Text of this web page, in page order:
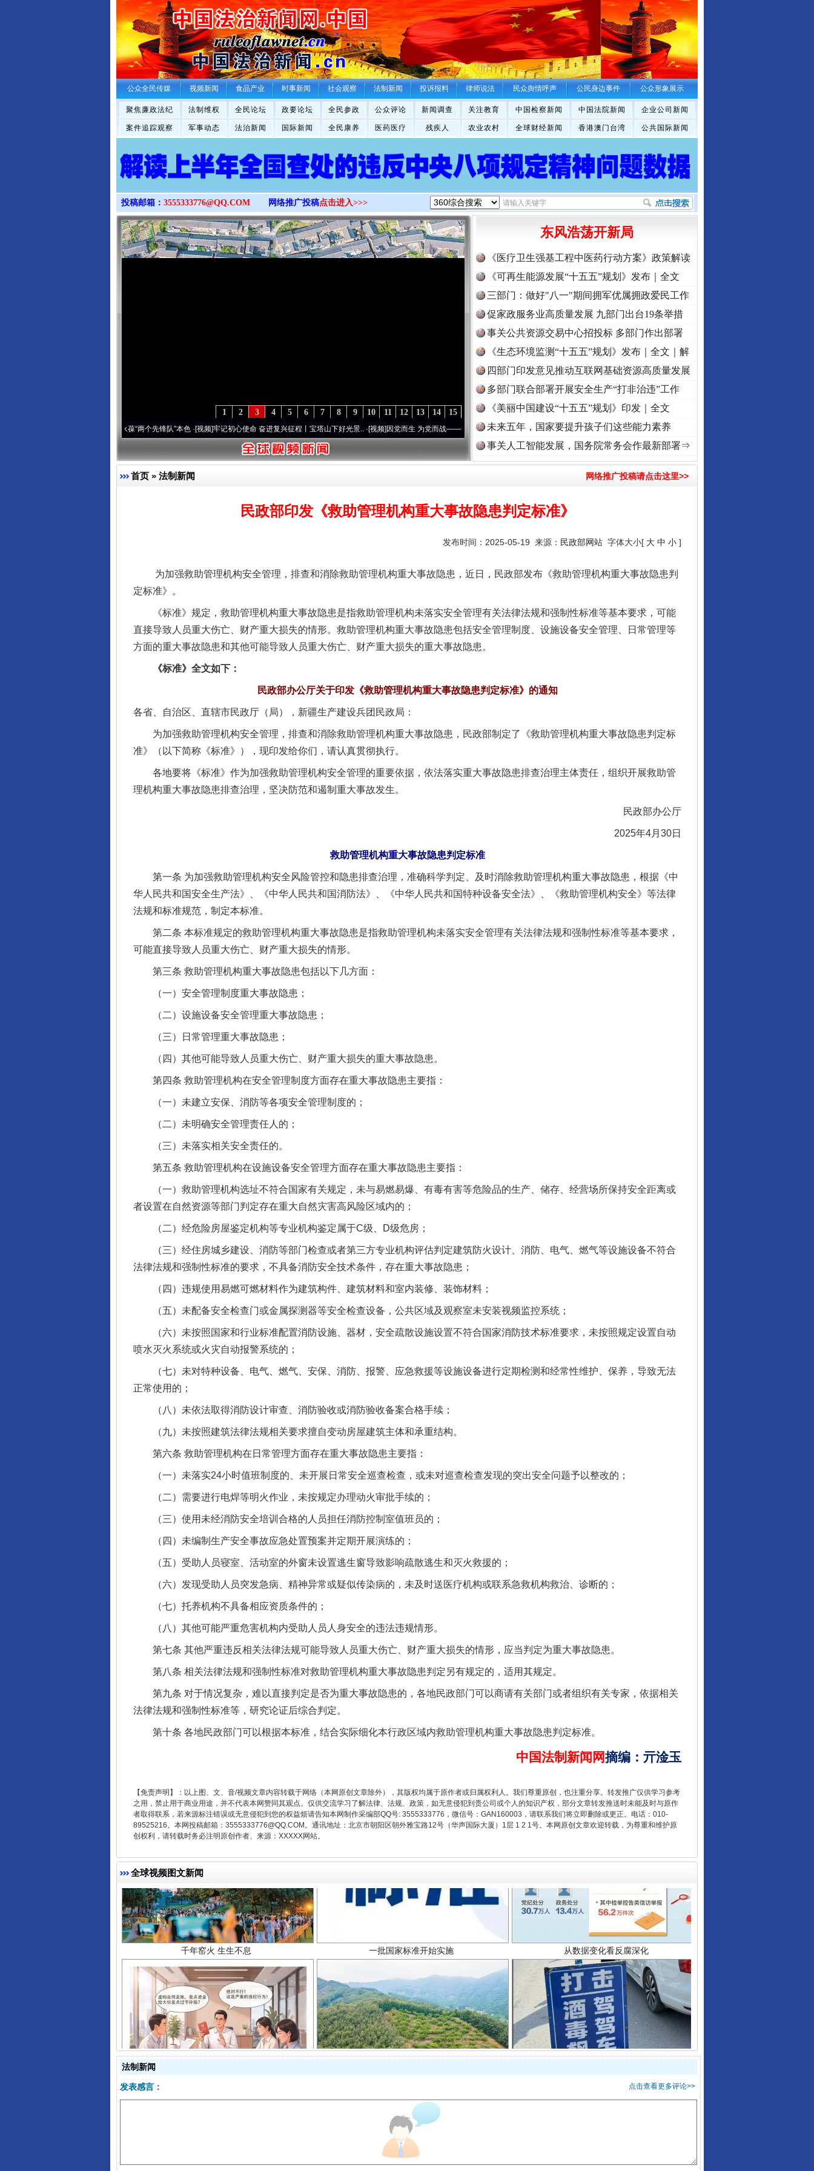
>
公众全民传媒 视频新闻 食品产业 时事新闻 社会观察 法制新闻 投诉报料 律师说法 民众舆情呼声 公民身边事件 公众形象展示
聚焦廉政法纪 法制维权 全民论坛 政要论坛 全民参政 公众评论 新闻调查 关注教育 中国检察新闻 中国法院新闻 企业公司新闻
案件追踪观察 军事动态 法治新闻 国际新闻 全民康养 医药医疗 残疾人 农业农村 全球财经新闻 香港澳门台湾 公共国际新闻
投稿邮箱： 3555333776@QQ.COM 网络推广投稿点击进入>>>
15
14
13
12
11
10
9
8
7
6
5
4
3
2
1
永葆“两个先锋队”本色·[视频]牢记初心使命 奋进复兴征程丨宝塔山下好光景..·[视频]因党而生 为党而战——百年“纪”事⑧加强纪律..·[视频]牢记初心使命 奋进复兴征程丨“转折之城”激荡..
东风浩荡开新局
《医疗卫生强基工程中医药行动方案》政策解读
《可再生能源发展“十五五”规划》发布｜全文
三部门：做好"八一"期间拥军优属拥政爱民工作
促家政服务业高质量发展 九部门出台19条举措
事关公共资源交易中心招投标 多部门作出部署
《生态环境监测“十五五”规划》发布｜全文｜解
读
四部门印发意见推动互联网基础资源高质量发展
多部门联合部署开展安全生产“打非治违”工作
《美丽中国建设“十五五”规划》印发｜全文
未来五年，国家要提升孩子们这些能力素养
事关人工智能发展，国务院常务会作最新部署⇒
首页 » 法制新闻 网络推广投稿请点击这里>>
民政部印发《救助管理机构重大事故隐患判定标准》
发布时间：2025-05-19 来源： 民政部网站 字体大小[ 大 中 小 ]
为加强救助管理机构安全管理，排查和消除救助管理机构重大事故隐患，近日，民政部发布《救助管理机构重大事故隐患判
定标准》。
《标准》规定，救助管理机构重大事故隐患是指救助管理机构未落实安全管理有关法律法规和强制性标准等基本要求，可能
直接导致人员重大伤亡、财产重大损失的情形。救助管理机构重大事故隐患包括安全管理制度、设施设备安全管理、日常管理等
方面的重大事故隐患和其他可能导致人员重大伤亡、财产重大损失的重大事故隐患。
《标准》全文如下：
民政部办公厅关于印发《救助管理机构重大事故隐患判定标准》的通知
各省、自治区、直辖市民政厅（局），新疆生产建设兵团民政局：
为加强救助管理机构安全管理，排查和消除救助管理机构重大事故隐患，民政部制定了《救助管理机构重大事故隐患判定标
准》（以下简称《标准》），现印发给你们，请认真贯彻执行。
各地要将《标准》作为加强救助管理机构安全管理的重要依据，依法落实重大事故隐患排查治理主体责任，组织开展救助管
理机构重大事故隐患排查治理，坚决防范和遏制重大事故发生。
民政部办公厅
2025年4月30日
救助管理机构重大事故隐患判定标准
第一条 为加强救助管理机构安全风险管控和隐患排查治理，准确科学判定、及时消除救助管理机构重大事故隐患，根据《中
华人民共和国安全生产法》、《中华人民共和国消防法》、《中华人民共和国特种设备安全法》、《救助管理机构安全》等法律
法规和标准规范，制定本标准。
第二条 本标准规定的救助管理机构重大事故隐患是指救助管理机构未落实安全管理有关法律法规和强制性标准等基本要求，
可能直接导致人员重大伤亡、财产重大损失的情形。
第三条 救助管理机构重大事故隐患包括以下几方面：
（一）安全管理制度重大事故隐患；
（二）设施设备安全管理重大事故隐患；
（三）日常管理重大事故隐患；
（四）其他可能导致人员重大伤亡、财产重大损失的重大事故隐患。
第四条 救助管理机构在安全管理制度方面存在重大事故隐患主要指：
（一）未建立安保、消防等各项安全管理制度的；
（二）未明确安全管理责任人的；
（三）未落实相关安全责任的。
第五条 救助管理机构在设施设备安全管理方面存在重大事故隐患主要指：
（一）救助管理机构选址不符合国家有关规定，未与易燃易爆、有毒有害等危险品的生产、储存、经营场所保持安全距离或
者设置在自然资源等部门判定存在重大自然灾害高风险区域内的；
（二）经危险房屋鉴定机构等专业机构鉴定属于C级、D级危房；
（三）经住房城乡建设、消防等部门检查或者第三方专业机构评估判定建筑防火设计、消防、电气、燃气等设施设备不符合
法律法规和强制性标准的要求，不具备消防安全技术条件，存在重大事故隐患；
（四）违规使用易燃可燃材料作为建筑构件、建筑材料和室内装修、装饰材料；
（五）未配备安全检查门或金属探测器等安全检查设备，公共区域及观察室未安装视频监控系统；
（六）未按照国家和行业标准配置消防设施、器材，安全疏散设施设置不符合国家消防技术标准要求，未按照规定设置自动
喷水灭火系统或火灾自动报警系统的；
（七）未对特种设备、电气、燃气、安保、消防、报警、应急救援等设施设备进行定期检测和经常性维护、保养，导致无法
正常使用的；
（八）未依法取得消防设计审查、消防验收或消防验收备案合格手续；
（九）未按照建筑法律法规相关要求擅自变动房屋建筑主体和承重结构。
第六条 救助管理机构在日常管理方面存在重大事故隐患主要指：
（一）未落实24小时值班制度的、未开展日常安全巡查检查，或未对巡查检查发现的突出安全问题予以整改的；
（二）需要进行电焊等明火作业，未按规定办理动火审批手续的；
（三）使用未经消防安全培训合格的人员担任消防控制室值班员的；
（四）未编制生产安全事故应急处置预案并定期开展演练的；
（五）受助人员寝室、活动室的外窗未设置逃生窗导致影响疏散逃生和灭火救援的；
（六）发现受助人员突发急病、精神异常或疑似传染病的，未及时送医疗机构或联系急救机构救治、诊断的；
（七）托养机构不具备相应资质条件的；
（八）其他可能严重危害机构内受助人员人身安全的违法违规情形。
第七条 其他严重违反相关法律法规可能导致人员重大伤亡、财产重大损失的情形，应当判定为重大事故隐患。
第八条 相关法律法规和强制性标准对救助管理机构重大事故隐患判定另有规定的，适用其规定。
第九条 对于情况复杂，难以直接判定是否为重大事故隐患的，各地民政部门可以商请有关部门或者组织有关专家，依据相关
法律法规和强制性标准等，研究论证后综合判定。
第十条 各地民政部门可以根据本标准，结合实际细化本行政区域内救助管理机构重大事故隐患判定标准。
中国法制新闻网摘编 ： 亓淦玉
【免责声明】：以上图、文、音/视频文章内容转载于网络（本网原创文章除外），其版权均属于原作者或归属权利人。我们尊重原创，也注重分享。转发推广仅供学习参考
之用，禁止用于商业用途，并不代表本网赞同其观点。仅供交流学习了解法律、法规、政策，如无意侵犯到贵公司或个人的知识产权，部分文章转发推送时未能及时与原作
者取得联系，若来源标注错误或无意侵犯到您的权益烦请告知本网制作采编部QQ号: 3555333776，微信号：GAN160003，请联系我们将立即删除或更正。电话：010-
89525216。本网投稿邮箱：3555333776@QQ.COM。通讯地址：北京市朝阳区朝外雅宝路12号（华声国际大厦）1层 1 2 1号。本网原创文章欢迎转载，为尊重和维护原
创权利，请转载时务必注明原创作者、来源：XXXXX网站。
全球视频图文新闻
完善运行机制助力责任有效落实 一纸欠条伤亲情 巡回调解促和解..
揭开“小金库”的免责幌子 以产业富民促振兴 酒驾未被当场查获能处罚吗
法制新闻
点击查看更多评论>>
发表感言：